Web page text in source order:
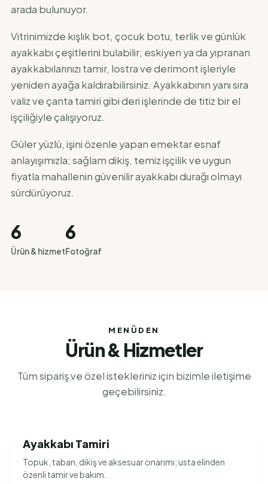
arada bulunuyor.
Vitrinimizde kışlık bot, çocuk botu, terlik ve günlük
ayakkabı çeşitlerini bulabilir; eskiyen ya da yıpranan
ayakkabılarınızı tamir, lostra ve derimont işleriyle
yeniden ayağa kaldırabilirsiniz. Ayakkabının yanı sıra
valiz ve çanta tamiri gibi deri işlerinde de titiz bir el
işçiliğiyle çalışıyoruz.
Güler yüzlü, işini özenle yapan emektar esnaf
anlayışımızla; sağlam dikiş, temiz işçilik ve uygun
fiyatla mahallenin güvenilir ayakkabı durağı olmayı
sürdürüyoruz.
6
Ürün & hizmet
6
Fotoğraf
MENÜDEN
Ürün & Hizmetler
Tüm sipariş ve özel istekleriniz için bizimle iletişime
geçebilirsiniz.
Ayakkabı Tamiri
Topuk, taban, dikiş ve aksesuar onarımı; usta elinden
özenli tamir ve bakım.